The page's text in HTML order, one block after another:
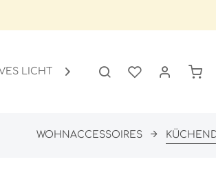
LICHT GARTEN SALE

WOHNACCESSOIRES